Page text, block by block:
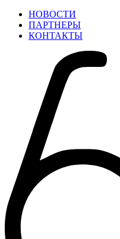
НОВОСТИ
ПАРТНЕРЫ
КОНТАКТЫ